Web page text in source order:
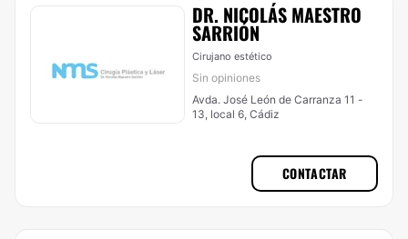
DR. NICOLÁS MAESTRO
SARRIÓN
Cirujano estético
Sin opiniones
Avda. José León de Carranza 11 -
13, local 6, Cádiz
CONTACTAR